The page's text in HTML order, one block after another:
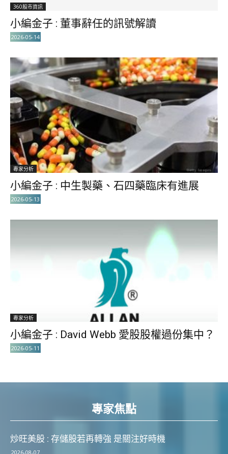
360股市資訊
小編金子 : 董事辭任的訊號解讀
2026-05-14
專家分析
小編金子 : 中生製藥、石四藥臨床有進展
2026-05-13
專家分析
小編金子 : David Webb 愛股股權過份集中？
2026-05-11
專家焦點
炒旺美股 : 存儲股若再轉強 是關注好時機
2026-08-07